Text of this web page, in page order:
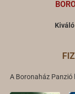
Kiváló
A Boronaház Panzió